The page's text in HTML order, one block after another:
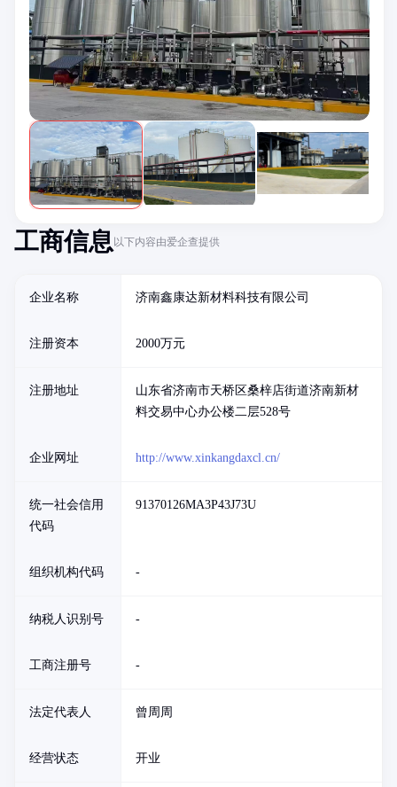
工商信息以下内容由爱企查提供
企业名称 济南鑫康达新材料科技有限公司
注册资本 2000万元
注册地址
山东省济南市天桥区桑梓店街道济南新材
料交易中心办公楼二层528号
企业网址 http://www.xinkangdaxcl.cn/
统一社会信用
代码
91370126MA3P43J73U
组织机构代码 -
纳税人识别号 -
工商注册号 -
法定代表人 曾周周
经营状态 开业